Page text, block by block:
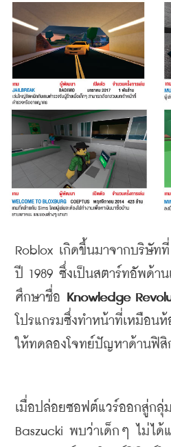
Roblox เกิดขึ้นมาจากบริษัทที่
ปี
1989 ซึ่งเป็นสตาร์ทอัพด้าน
ศึกษาชื่อ Knowledge
โปรแกรมซึ่งทำหน้าที่เหมือน
ให้ทดลองโจทย์ปัญหาด้านฟิสิ
เมื่อปล่อยซอฟต์แวร์ออกสู่กลุ่
Baszucki พบว่าเด็กๆ
ไม่ได้